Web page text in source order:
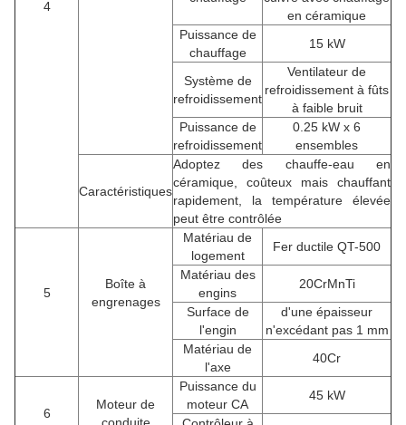
4
en céramique
Puissance de
chauffage
15 kW
Système de
refroidissement
Ventilateur de
refroidissement à fûts
à faible bruit
Puissance de
refroidissement
0.25 kW x 6
ensembles
Caractéristiques
Adoptez des chauffe-eau en
céramique, coûteux mais chauffant
rapidement, la température élevée
peut être contrôlée
5
Boîte à
engrenages
Matériau de
logement
Fer ductile QT-500
Matériau des
engins
20CrMnTi
Surface de
l'engin
d'une épaisseur
n'excédant pas 1 mm
Matériau de
l'axe
40Cr
6
Moteur de
Puissance du
moteur CA
45 kW